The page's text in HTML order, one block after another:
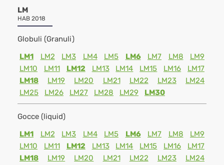
LM
HAB 2018
Globuli (Granuli)
LM1
LM2 LM3 LM4 LM5 LM6 LM7 LM8
LM9
LM10
LM11 LM12 LM13 LM14 LM15 LM16
LM17
LM18
LM19 LM20 LM21 LM22 LM23
LM24
LM25
LM26 LM27 LM28 LM29 LM30
Gocce (liquid)
LM1
LM2 LM3 LM4 LM5 LM6 LM7 LM8
LM9
LM10
LM11 LM12 LM13 LM14 LM15 LM16
LM17
LM18
LM19 LM20 LM21 LM22 LM23
LM24